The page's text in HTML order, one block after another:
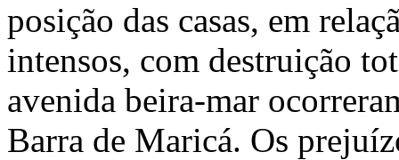
posição das casas, em
intensos, com destruição
avenida beira-mar
Barra de Maricá. Os